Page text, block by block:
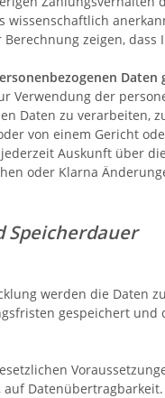
wissenschaftlich
zeigen,
Daten
Verwendung der
Daten zu
von einem Gericht
Auskunft über
oder Klarna
werden die Daten
gespeichert
Datenübertragbarkeit.